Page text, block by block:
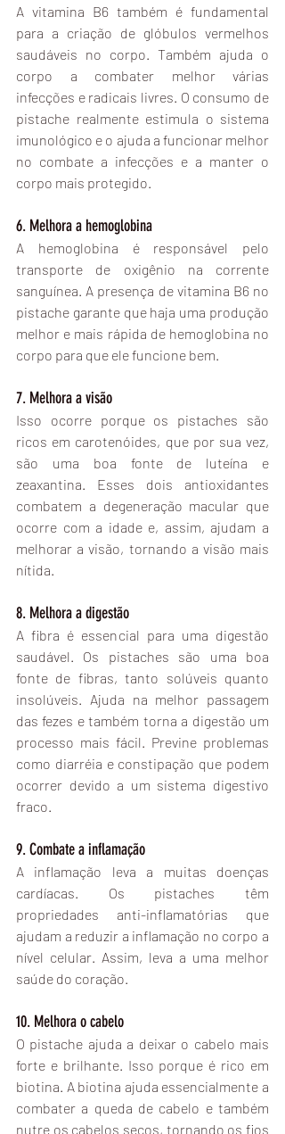
A vitamina B6 também é fundamental
para a criação de glóbulos vermelhos
saudáveis no corpo. Também ajuda o
corpo a combater melhor várias
infecções e radicais livres. O consumo de
pistache realmente estimula o sistema
imunológico e o ajuda a funcionar melhor
no combate a infecções e a manter o
corpo mais protegido.
6. Melhora a hemoglobina
A hemoglobina é responsável pelo
transporte de oxigênio na corrente
sanguínea. A presença de vitamina B6 no
pistache garante que haja uma produção
melhor e mais rápida de hemoglobina no
corpo para que ele funcione bem.
7. Melhora a visão
Isso ocorre porque os pistaches são
ricos em carotenóides, que por sua vez,
são uma boa fonte de luteína e
zeaxantina. Esses dois antioxidantes
combatem a degeneração macular que
ocorre com a idade e, assim, ajudam a
melhorar a visão, tornando a visão mais
nítida.
8. Melhora a digestão
A fibra é essencial para uma digestão
saudável. Os pistaches são uma boa
fonte de fibras, tanto solúveis quanto
insolúveis. Ajuda na melhor passagem
das fezes e também torna a digestão um
processo mais fácil. Previne problemas
como diarréia e constipação que podem
ocorrer devido a um sistema digestivo
fraco.
9. Combate a inflamação
A inflamação leva a muitas doenças
cardíacas. Os pistaches têm
propriedades anti-inflamatórias que
ajudam a reduzir a inflamação no corpo a
nível celular. Assim, leva a uma melhor
saúde do coração.
10. Melhora o cabelo
O pistache ajuda a deixar o cabelo mais
forte e brilhante. Isso porque é rico em
biotina. A biotina ajuda essencialmente a
combater a queda de cabelo e também
nutre os cabelos secos, tornando os fios